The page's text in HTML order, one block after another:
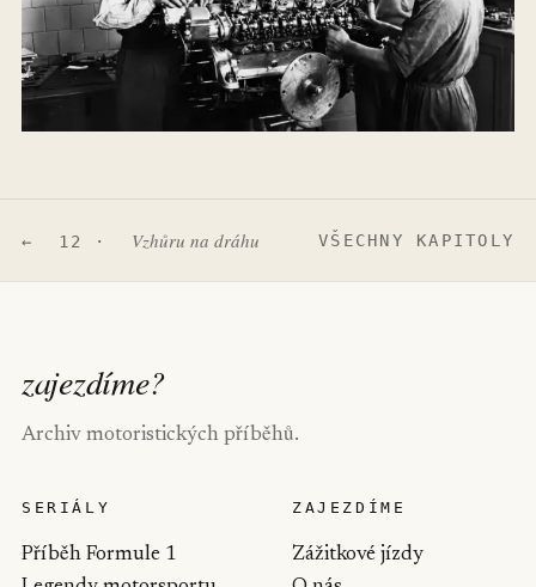
← 12 · Vzhůru na dráhu VŠECHNY KAPITOLY
zajezdíme?
Archiv motoristických příběhů.
SERIÁLY
Příběh Formule 1
ZAJEZDÍME
Zážitkové jízdy